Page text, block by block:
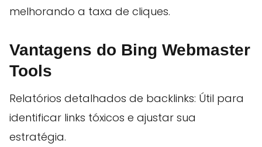
melhorando a taxa de cliques.
Vantagens do Bing Webmaster
Tools
Relatórios detalhados de backlinks: Útil para
identificar links tóxicos e ajustar sua
estratégia.